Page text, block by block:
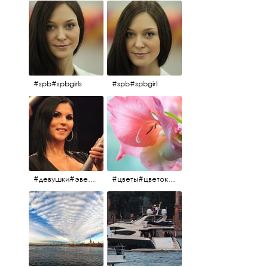
#spb#spbgirls #spb#spbgirl
#девушки#эверласт#everlast#finland#southfinland#helsinki #цветы#цветок#нежность